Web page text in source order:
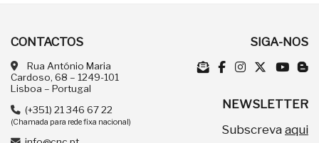
CONTACTOS
Rua António Maria
Cardoso, 68 – 1249-101
Lisboa – Portugal
(+351) 21 346 67 22
(Chamada para rede fixa nacional)
SIGA-NOS
NEWSLETTER
Subscreva aqui